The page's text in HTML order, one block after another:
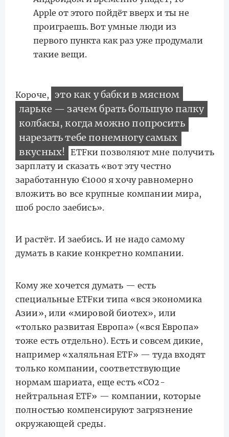
Apple от этого пойдёт вверх и ты не
проиграешь. Вот умные люди из
первого пункта как раз уже продумали
такие вещи.
Короче,
это как у бабки в мясном
ларьке — зачем брать большую палку
колбасы, когда можно попросить
нарезать тебе понемногу самых
вкусных! ETFки позволяют мне получить
зарплату и сказать «вот эту честно
заработанную €1000 я хочу равномерно
вложить во все крупные компании мира,
шоб росло заебись».
И растёт. И заебись. И не надо самому
думать в какие конкретно компании.
Кому же хочется думать — есть
специальные ETFки типа «вся экономика
Азии», или «мировой биотех», или
«только развитая Европа» («вся Европа»
тоже есть отдельно). Есть и совсем дикие,
например «халяльная ETF» — туда входят
только компании, соответствующие
нормам шариата, еще есть «CO2-
нейтральная ETF» — компании, которые
полностью компенсируют загрязнение
окружающей среды.